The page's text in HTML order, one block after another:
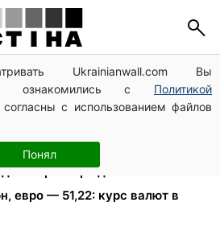
Ukrainianwall.com Вы
ознакомились с Политикой
согласны с использованием файлов
Понял
в розыске: Федоров
мобилизации и ТЦК
I-II группы: DRC,
дома на Херсонщине
украинцы за коммуналку:
в реестре должников
евро — 51,22: курс валют в